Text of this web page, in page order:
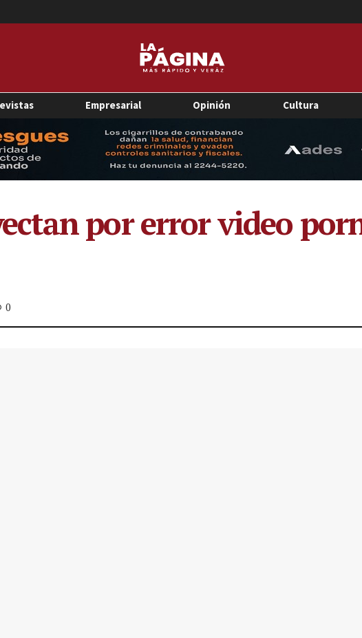
Empresarial Opinión Cultura
por error video
0